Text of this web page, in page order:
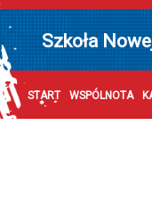
Szkoła
START WSPÓLNOTA